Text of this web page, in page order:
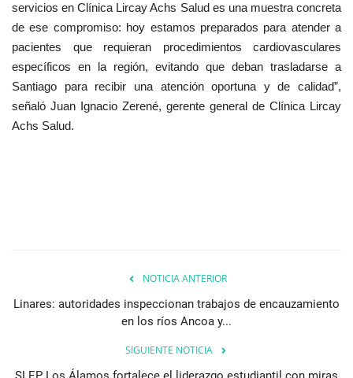
servicios en Clínica Lircay Achs Salud es una muestra concreta
de ese compromiso: hoy estamos preparados para atender a
pacientes que requieran procedimientos cardiovasculares
específicos en la región, evitando que deban trasladarse a
Santiago para recibir una atención oportuna y de calidad”,
señaló Juan Ignacio Zerené, gerente general de Clínica Lircay
Achs Salud.
NOTICIA ANTERIOR
Linares: autoridades inspeccionan trabajos de encauzamiento
en los ríos Ancoa y...
SIGUIENTE NOTICIA